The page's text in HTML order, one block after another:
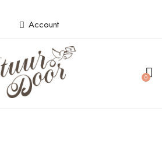
Account
0